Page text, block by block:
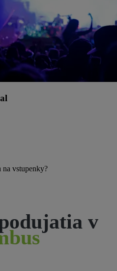
na vstupenky?
v